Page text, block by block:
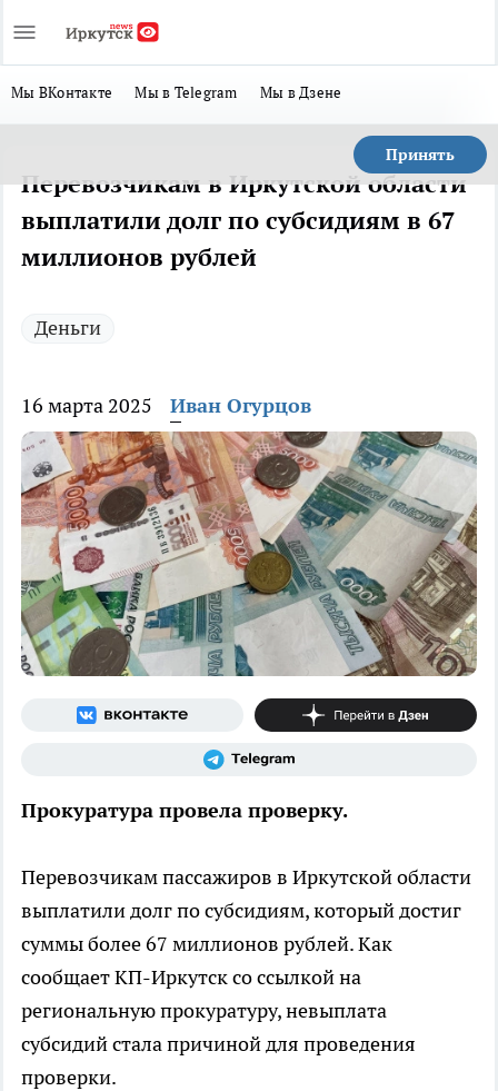
Мы ВКонтакте Мы в Telegram Мы в Дзене
Принять
Перевозчикам в Иркутской области
выплатили долг по субсидиям в 67
миллионов рублей
Деньги
16 марта 2025 Иван Огурцов
Прокуратура провела проверку.
Перевозчикам пассажиров в Иркутской области
выплатили долг по субсидиям, который достиг
суммы более 67 миллионов рублей. Как
сообщает КП-Иркутск со ссылкой на
региональную прокуратуру, невыплата
субсидий стала причиной для проведения
проверки.